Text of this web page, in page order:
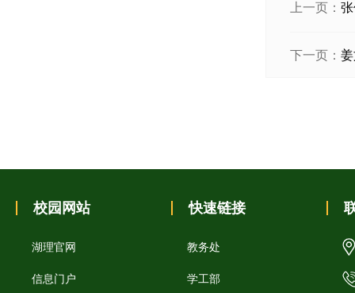
上一页：
下一页：
校园网站
湖理官网
信息门户
快速链接
教务处
学工部